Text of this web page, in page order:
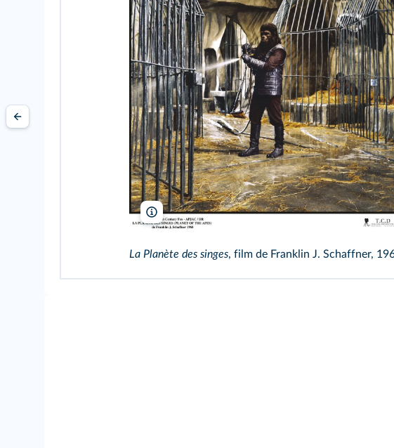
20th Century Fox - APJAC/DR/TCD
La Planète des singes, film de Franklin J. Schaffner,